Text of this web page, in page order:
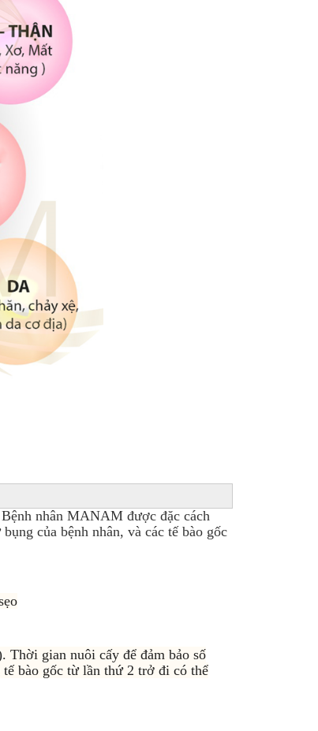
nhân MANAM được đặc cách
của bệnh nhân, và các tế bào gốc
Thời gian nuôi cấy để đảm bảo số
bào gốc từ lần thứ 2 trở đi có thể